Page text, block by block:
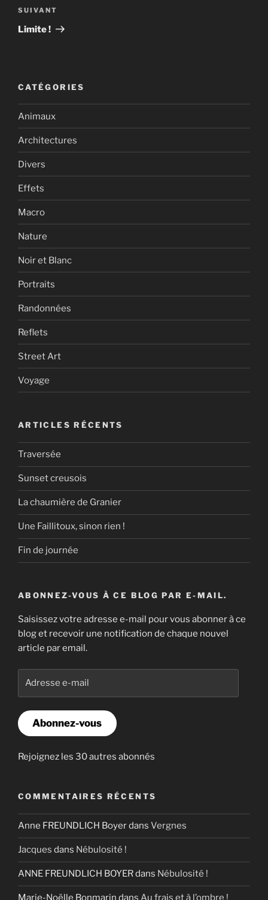
Article
suivant
SUIVANT
Limite !
CATÉGORIES
Animaux
Architectures
Divers
Effets
Macro
Nature
Noir et Blanc
Portraits
Randonnées
Reflets
Street Art
Voyage
ARTICLES RÉCENTS
Traversée
Sunset creusois
La chaumière de Granier
Une Faillitoux, sinon rien !
Fin de journée
ABONNEZ-VOUS À CE BLOG PAR E-MAIL.
Saisissez votre adresse e-mail pour vous abonner à ce
blog et recevoir une notification de chaque nouvel
article par email.
Abonnez-vous
Rejoignez les 30 autres abonnés
COMMENTAIRES RÉCENTS
Anne FREUNDLICH Boyerdans Vergnes
Jacques dans Nébulosité !
ANNE FREUNDLICH BOYERdans Nébulosité !
Marie-Noëlle Bonmarin dans Au frais et à l’ombre !